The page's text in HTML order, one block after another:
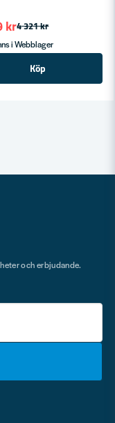
4 321 kr
kr
i Webblager
Köp
och erbjudande.